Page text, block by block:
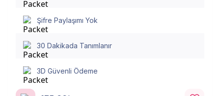
Şifre Paylaşımı Yok
30 Dakikada Tanımlanır
3D Güvenli Ödeme